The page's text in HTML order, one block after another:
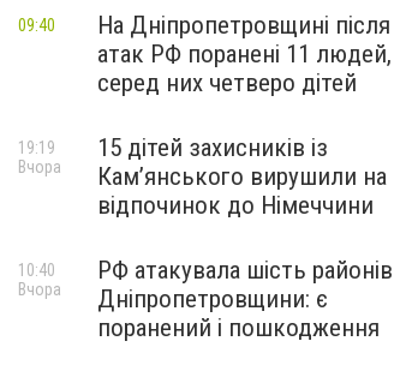
На Дніпропетровщині після
атак РФ поранені 11 людей,
серед них четверо дітей
09:40
15 дітей захисників із
Кам’янського вирушили на
відпочинок до Німеччини
19:19
Вчора
РФ атакувала шість районів
Дніпропетровщини: є
поранений і пошкодження
10:40
Вчора